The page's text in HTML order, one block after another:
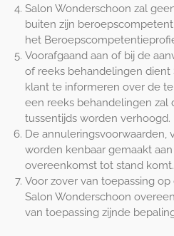
Salon Wonderschoon zal
buiten zijn
het
Voorafgaand aan of bij de
of reeks behandelingen
klant te informeren over de
een reeks behandelingen zal
tussentijds worden verhoogd.
De annuleringsvoorwaarden,
worden kenbaar gemaakt
overeenkomst tot stand komt.
Voor zover van toepassing
Salon Wonderschoon
van toepassing zijnde